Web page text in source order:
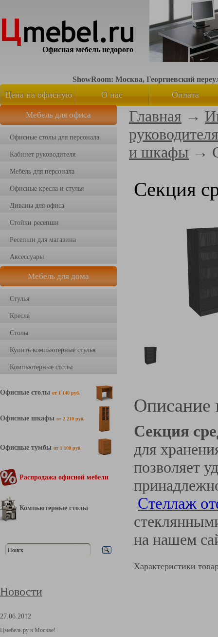
Офисная мебель недорого
ShowRoom: Москва, Георгиевский
Цена на офисную
мебель
О нас Оплата
Мебель для офиса
Офисные столы для персонала
Кабинет руководителя
Мебель для персонала
Офисные кресла и стулья
Диваны для офиса
Стойки ресепшн
Ресепшн для магазина
Аксессуары
Мебель для дома
Стулья
Кресла
Столы
Купить компьютерные стулья
Компьютерные столы
Офисные столы от 1 140 руб.
Офисные шкафы от 2 210 руб.
Офисные тумбы от 1 100 руб.
Распродажа офисной мебели
Компьютерные столы
Новости
27.06.2012
Цмебель.ру в Москве!
Главная →
и шкафы →
Секция
Описание
Секция
для
позволяет
Стеллаж
на нашем
Характеристики